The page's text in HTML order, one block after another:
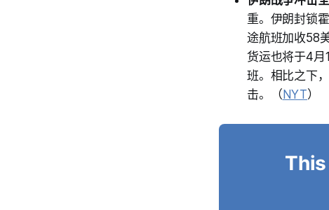
重。伊朗封锁
途航班加收58
货运也将于4月
班。相比之下
击。（NYT）